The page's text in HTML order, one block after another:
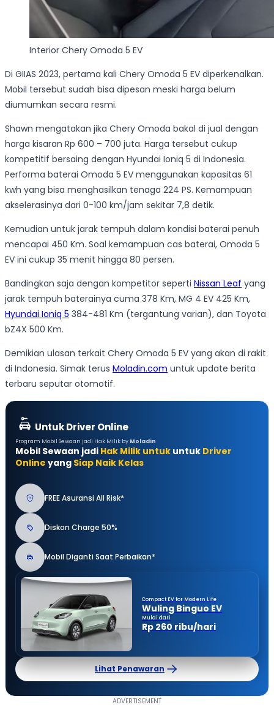
Interior Chery Omoda 5 EV
Di GIIAS 2023, pertama kali Chery Omoda 5 EV diperkenalkan.
Mobil tersebut sudah bisa dipesan meski harga belum
diumumkan secara resmi.
Shawn mengatakan jika Chery Omoda bakal di jual dengan
harga kisaran Rp 600 – 700 juta. Harga tersebut cukup
kompetitif bersaing dengan Hyundai Ioniq 5 di Indonesia.
Performa baterai Omoda 5 EV menggunakan kapasitas 61
kwh yang bisa menghasilkan tenaga 224 PS. Kemampuan
akselerasinya dari 0-100 km/jam sekitar 7,8 detik.
Kemudian untuk jarak tempuh dalam kondisi baterai penuh
mencapai 450 Km. Soal kemampuan cas baterai, Omoda 5
EV ini cukup 35 menit hingga 80 persen.
Bandingkan saja dengan kompetitor seperti Nissan Leaf yang
jarak tempuh baterainya cuma 378 Km, MG 4 EV 425 Km,
Hyundai Ioniq 5 384-481 Km (tergantung varian), dan Toyota
bZ4X 500 Km.
Demikian ulasan terkait Chery Omoda 5 EV yang akan di rakit
di Indonesia. Simak terus Moladin.com untuk update berita
terbaru seputar otomotif.
Untuk Driver Online
Program Mobil Sewaan jadi Hak Milik by Moladin
Mobil Sewaan jadi Hak Milik untuk untuk Driver
Online yang Siap Naik Kelas
FREE Asuransi All Risk*
Diskon Charge 50%
Mobil Diganti Saat Perbaikan*
Compact EV for Modern Life
Wuling Binguo EV
Mulai dari
Rp 260 ribu/hari
Lihat Penawaran